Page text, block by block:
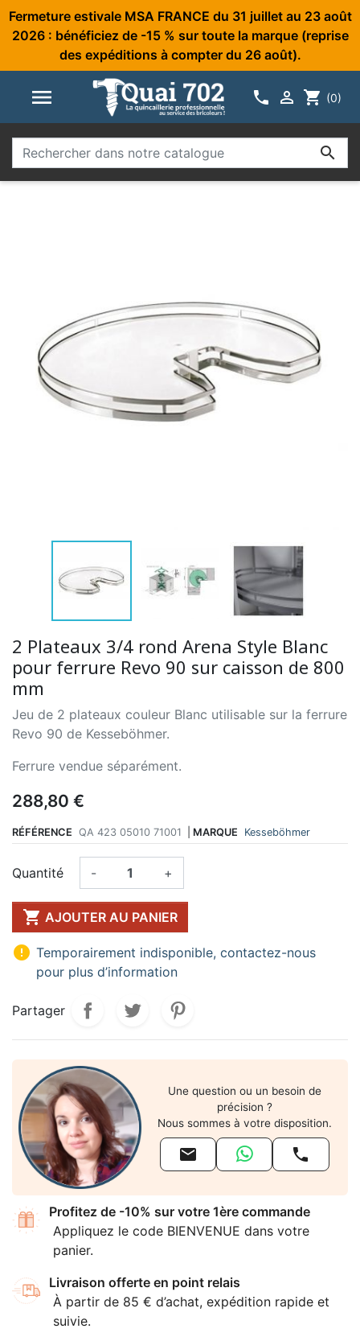
Fermeture estivale MSA FRANCE du 31 juillet au 23 août
2026 : bénéficiez de -15 % sur toute la marque (reprise
des expéditions à compter du 26 août).
   shopping_cart (0)

2 Plateaux 3/4 rond Arena Style Blanc
pour ferrure Revo 90 sur caisson de 800
mm
Jeu de 2 plateaux couleur Blanc utilisable sur la ferrure
Revo 90 de Kesseböhmer.
Ferrure vendue séparément.
288,80 €
RÉFÉRENCE QA 423 05010 71001 MARQUE Kesseböhmer
Quantité - +
 AJOUTER AU PANIER
 Temporairement indisponible, contactez-nous
pour plus d’information
Partager
Une question ou un besoin de
précision ?
Nous sommes à votre disposition.
 
Profitez de -10% sur votre 1ère commande
Appliquez le code BIENVENUE dans votre
panier.
Livraison offerte en point relais
À partir de 85 € d’achat, expédition rapide et
suivie.